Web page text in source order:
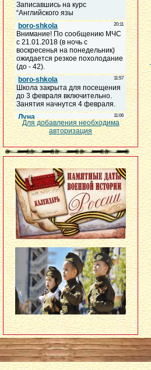
Для добавления необходима
авторизация